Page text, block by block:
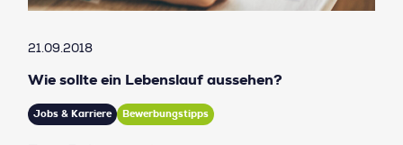
21.09.2018
Wie sollte ein Lebenslauf aussehen?
Jobs & Karriere Bewerbungstipps